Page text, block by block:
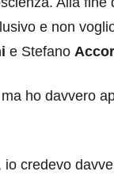
e non
e Stefano
ho davvero
credevo